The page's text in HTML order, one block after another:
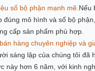
số bộ phận mạnh mẽ. Nếu
đúng mô hình và số bộ
cấp sản phẩm phù hợp.
hàng chuyên nghiệp và
sáng lập của chúng tôi đã
này hơn 6 năm, với kinh